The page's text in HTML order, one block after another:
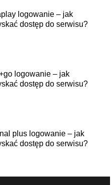
logowanie – jak
dostęp do serwisu?
logowanie – jak
dostęp do serwisu?
plus logowanie – jak
dostęp do serwisu?